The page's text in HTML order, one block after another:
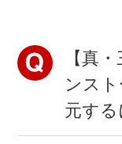
【真
ンス
元す